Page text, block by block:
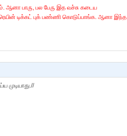
ஆனா பாரு, பல பேரு இத வச்சு கடைய
டிக்கட் புக் பண்ணி கொடுப்பாங்க. ஆனா இந்த